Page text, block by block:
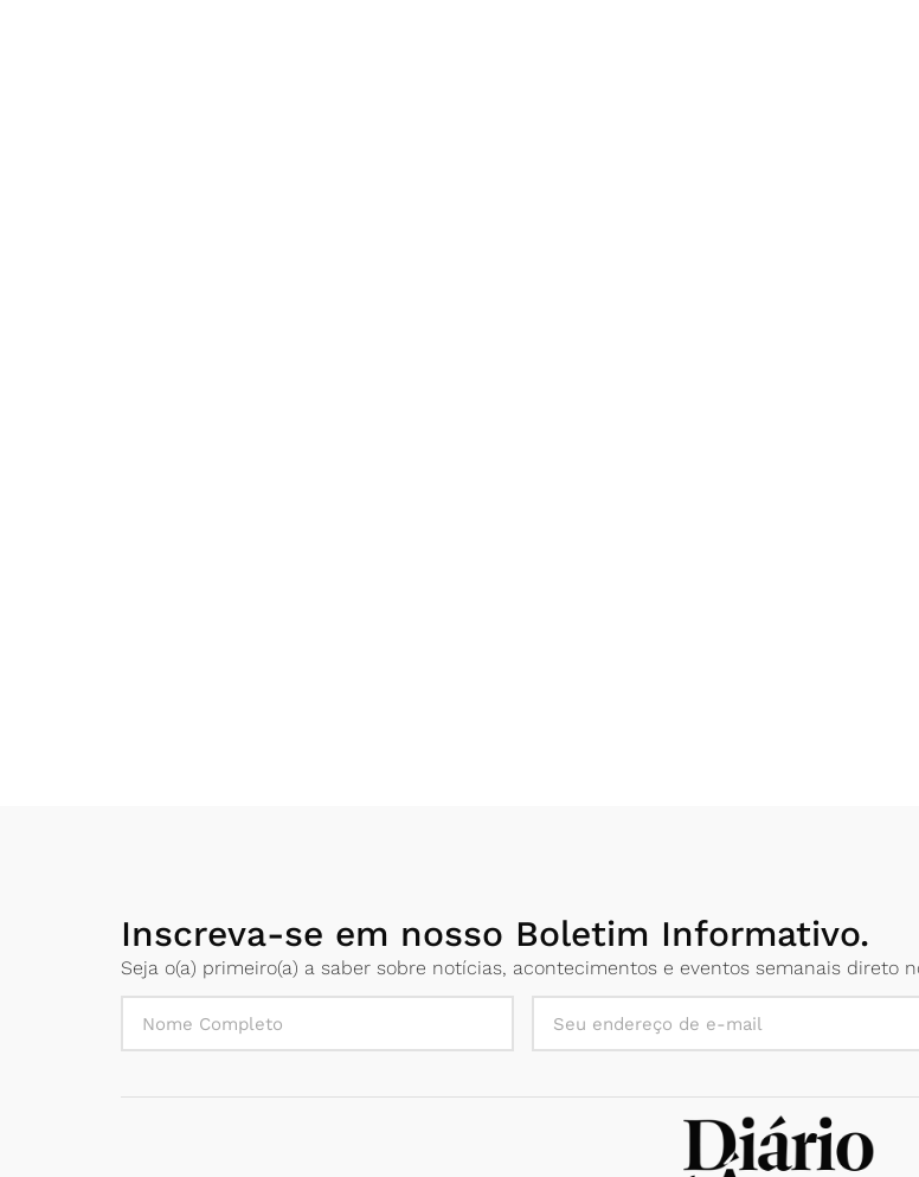
Inscreva-se em nosso Boletim Informativo.
Seja o(a) primeiro(a) a saber sobre notícias, acontecimentos e eventos semanais direto